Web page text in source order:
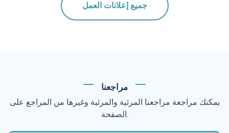
جميع إعلانات العمل
مراجعنا
يمكنك مراجعة مراجعنا المرئية والمرئية وغيرها من المراجع على
الصفحة.